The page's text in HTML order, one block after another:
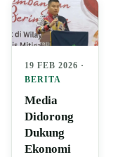
19 FEB 2026 ·
BERITA
Media
Didorong
Dukung
Ekonomi